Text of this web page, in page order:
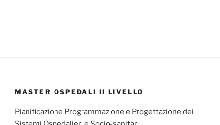
MASTER OSPEDALI II LIVELLO
Pianificazione Programmazione e Progettazione dei